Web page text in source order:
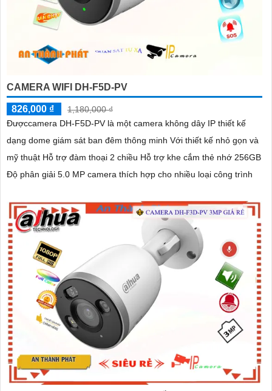
CAMERA WIFI DH-F5D-PV
826,000 ₫
1,180,000 ₫
Đượccamera DH-F5D-PV là một camera không dây IP thiết kế
dạng dome giám sát ban đêm thông minh Với thiết kế nhỏ gọn và
mỹ thuật Hỗ trợ đàm thoại 2 chiều Hỗ trợ khe cắm thẻ nhớ 256GB
Độ phân giải 5.0 MP camera thích hợp cho nhiều loại công trình